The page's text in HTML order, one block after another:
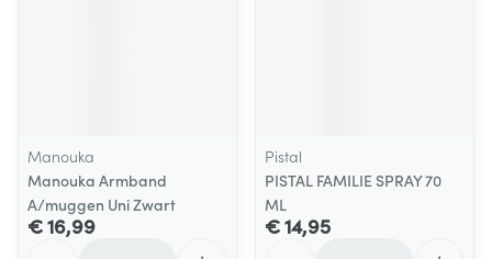
Manouka
Manouka Armband
A/muggen Uni Zwart
€ 16,99
Pistal
PISTAL FAMILIE SPRAY 70
ML
€ 14,95